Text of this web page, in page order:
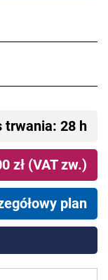
trwania: 28 h
zł (VAT zw.)
plan